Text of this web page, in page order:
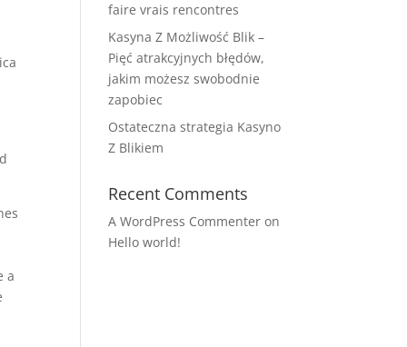
a
faire vrais rencontres
Kasyna Z Możliwość Blik –
Pięć atrakcyjnych błędów,
jakim możesz swobodnie
zapobiec
Ostateczna strategia Kasyno
Z Blikiem
Recent Comments
A WordPress Commenter on
Hello world!